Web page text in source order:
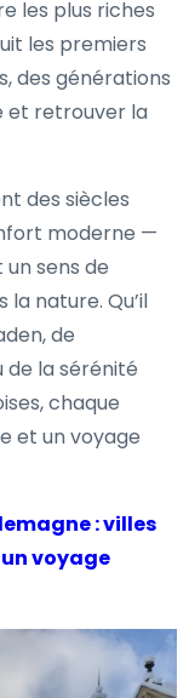
les plus riches
les premiers
des générations
et retrouver la
des siècles
moderne —
sens de
nature. Qu’il
de
de la sérénité
chaque
et un voyage
: villes
voyage